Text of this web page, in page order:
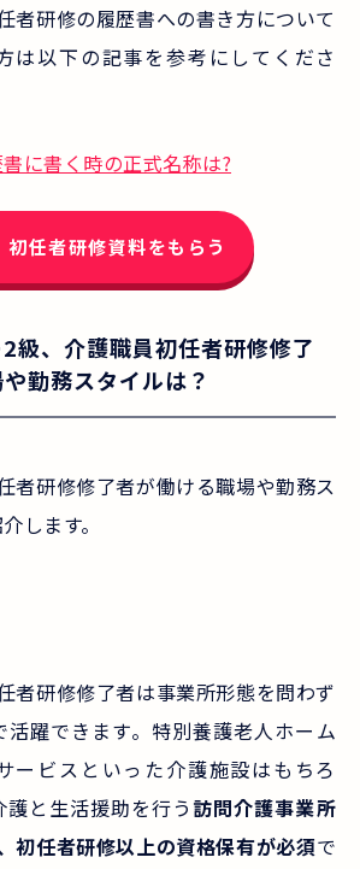
者研修の履歴書への書き方について
は以下の記事を参考にしてくださ
に書く時の正式名称は?
初任者研修資料をもらう
級、介護職員初任者研修修了
勤務スタイルは？
者研修修了者が働ける職場や勤務ス
します。
者研修修了者は事業所形態を問わず
活躍できます。特別養護老人ホーム
ービスといった介護施設はもちろ
と生活援助を行う 訪問介護事業所
初任者研修以上の資格保有が必須で